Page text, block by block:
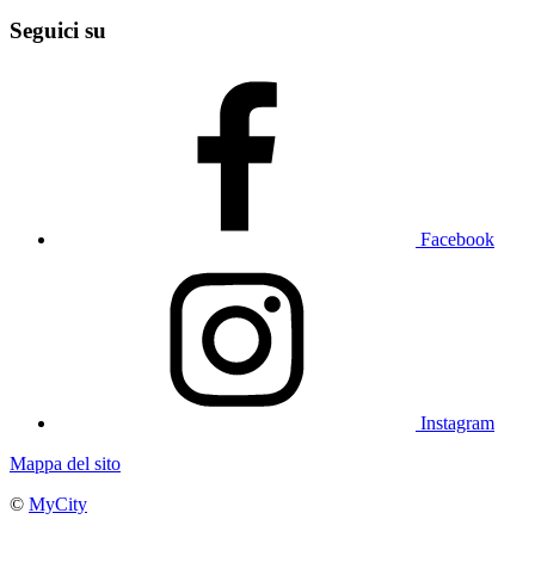
Seguici su
Facebook
Instagram
Mappa del sito
© MyCity